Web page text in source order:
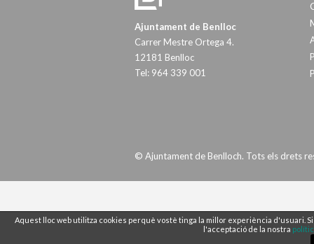
Ajuntament de Benlloc
Carrer Mestre Ortega 4.
12181 Benlloc
Tel: 964 339 001
© Ajuntament de Benlloch. Tots els drets
Aquest lloc web utilitza cookies perquè vostè tinga la millor experiència d'usuari.
l'acceptació de la nostra